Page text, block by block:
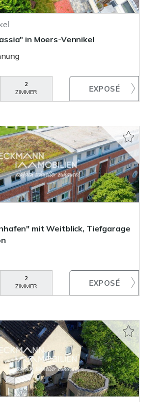
in Moers-Vennikel
2
ZIMMER
mit Weitblick, Tiefgarage
2
ZIMMER